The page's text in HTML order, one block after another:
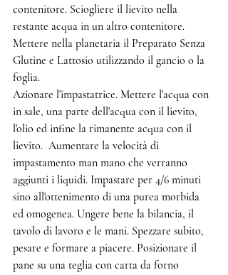
contenitore. Sciogliere il lievito nella
restante acqua in un altro contenitore.
Mettere nella planetaria il Preparato Senza
Glutine e Lattosio utilizzando il gancio o la
foglia.
Azionare l'impastatrice. Mettere l'acqua con
in sale, una parte dell'acqua con il lievito,
l'olio ed infine la rimanente acqua con il
lievito.  Aumentare la velocità di
impastamento man mano che verranno
aggiunti i liquidi. Impastare per 4/6 minuti
sino all'ottenimento di una purea morbida
ed omogenea. Ungere bene la bilancia, il
tavolo di lavoro e le mani. Spezzare subito,
pesare e formare a piacere. Posizionare il
pane su una teglia con carta da forno